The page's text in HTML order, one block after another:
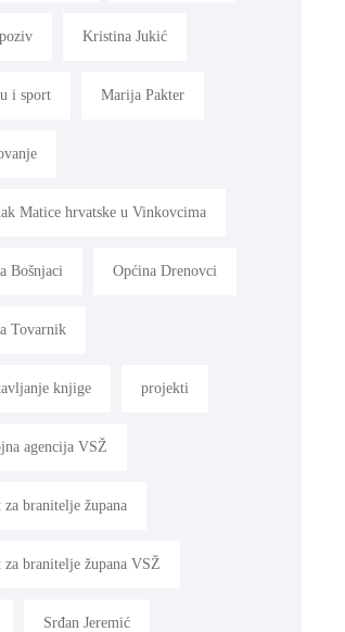
Kristina Jukić
i sport Marija Pakter
Matice hrvatske u Vinkovcima
Bošnjaci Općina Drenovci
Tovarnik
knjige projekti
agencija VSŽ
za branitelje župana
za branitelje župana VSŽ
Srđan Jeremić